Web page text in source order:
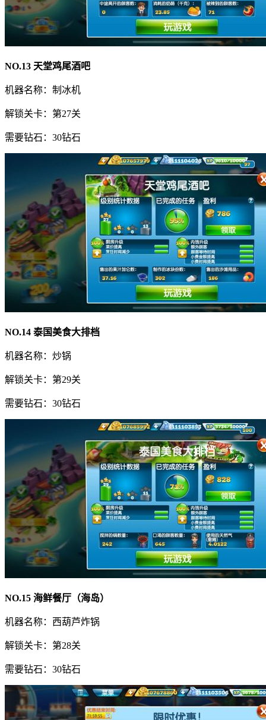
NO.13 天堂鸡尾酒吧
机器名称：制冰机
解锁关卡：第27关
需要钻石：30钻石
NO.14 泰国美食大排档
机器名称：炒锅
解锁关卡：第29关
需要钻石：30钻石
NO.15 海鲜餐厅（海岛）
机器名称：西葫芦炸锅
解锁关卡：第28关
需要钻石：30钻石